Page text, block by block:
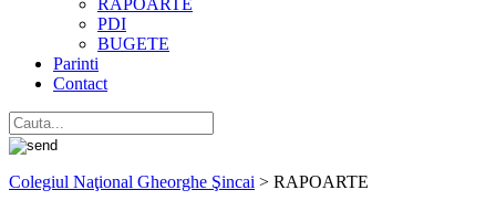
RAPOARTE
PDI
BUGETE
Parinti
Contact
Colegiul Naţional Gheorghe Şincai > RAPOARTE